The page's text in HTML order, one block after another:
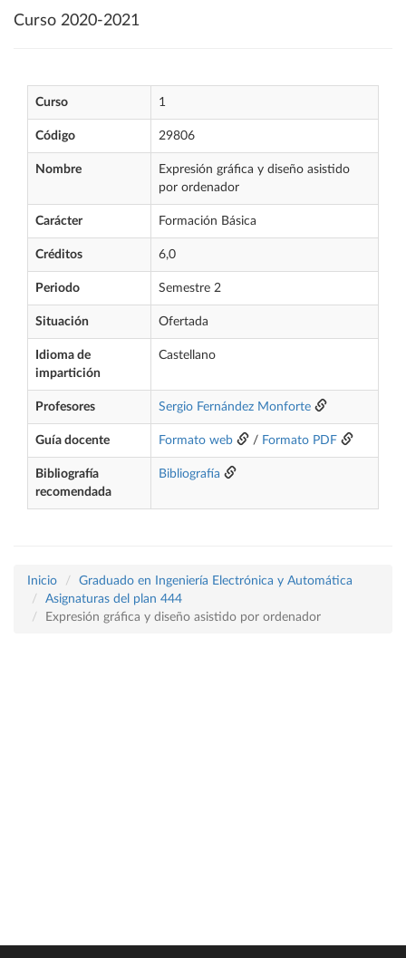
Curso 2020-2021
Curso 1
Código 29806
Nombre
Expresión gráfica y diseño asistido
por ordenador
Carácter Formación Básica
Créditos 6,0
Periodo Semestre 2
Situación Ofertada
Idioma de
impartición
Castellano
Profesores Sergio Fernández Monforte
Guía docente Formato web / Formato PDF
Bibliografía
recomendada
Bibliografía
Inicio
Graduado en Ingeniería Electrónica y Automática
Asignaturas del plan 444
Expresión gráfica y diseño asistido por ordenador